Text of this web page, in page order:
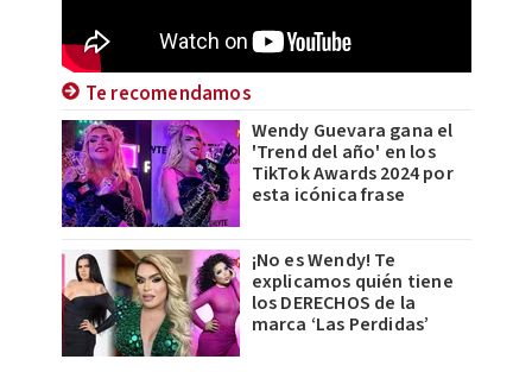
Te recomendamos
Wendy Guevara gana el
'Trend del año' en los
TikTok Awards 2024 por
esta icónica frase
¡No es Wendy! Te
explicamos quién tiene
los DERECHOS de la
marca ‘Las Perdidas’